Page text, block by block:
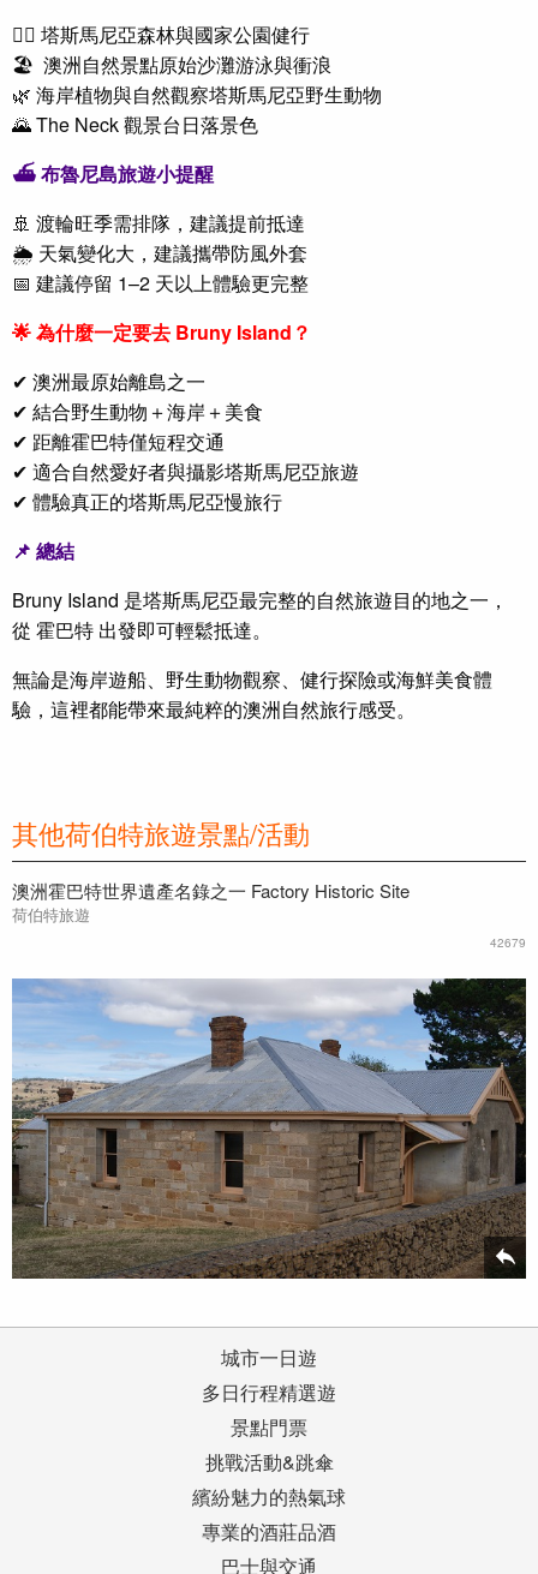
🚶‍♀️ 塔斯馬尼亞森林與國家公園健行
🏖 澳洲自然景點原始沙灘游泳與衝浪
🌿 海岸植物與自然觀察塔斯馬尼亞野生動物
🌄 The Neck 觀景台日落景色
⛴布魯尼島旅遊小提醒
🚢 渡輪旺季需排隊，建議提前抵達
🌦 天氣變化大，建議攜帶防風外套
📅 建議停留 1–2 天以上體驗更完整
🌟 為什麼一定要去 Bruny Island？
✔ 澳洲最原始離島之一
✔ 結合野生動物＋海岸＋美食
✔ 距離霍巴特僅短程交通
✔ 適合自然愛好者與攝影塔斯馬尼亞旅遊
✔ 體驗真正的塔斯馬尼亞慢旅行
📌 總結
Bruny Island 是塔斯馬尼亞最完整的自然旅遊目的地之一，
從 霍巴特 出發即可輕鬆抵達。
無論是海岸遊船、野生動物觀察、健行探險或海鮮美食體
驗，這裡都能帶來最純粹的澳洲自然旅行感受。
其他荷伯特旅遊景點/活動
澳洲霍巴特世界遺產名錄之一 Factory Historic Site
荷伯特旅遊
42679
城市一日遊
多日行程精選遊
景點門票
挑戰活動&跳傘
繽紛魅力的熱氣球
專業的酒莊品酒
巴士與交通